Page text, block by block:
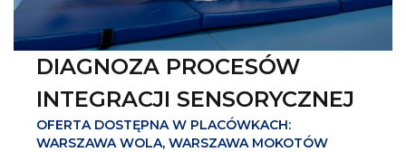
DIAGNOZA PROCESÓW
INTEGRACJI SENSORYCZNEJ
OFERTA DOSTĘPNA W PLACÓWKACH:
WARSZAWA WOLA, WARSZAWA MOKOTÓW